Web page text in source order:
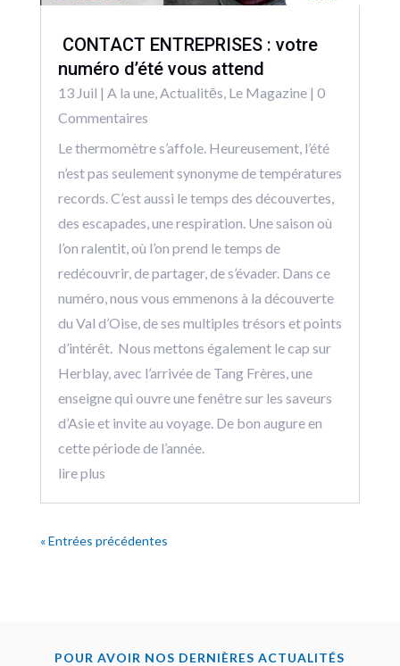
CONTACT ENTREPRISES : votre
numéro d’été vous attend
13 Juil | A la une, Actualitēs Le Magazine| 0
Commentaires
Le thermomètre s’affole. Heureusement, l’été
n’est pas seulement synonyme de températures
records. C’est aussi le temps des découvertes,
des escapades, une respiration. Une saison où
l’on ralentit, où l’on prend le temps de
redécouvrir, de partager, de s’évader. Dans ce
numéro, nous vous emmenons à la découverte
du Val d’Oise, de ses multiples trésors et points
d’intérêt. Nous mettons également le cap sur
Herblay, avec l’arrivée de Tang Frères, une
enseigne qui ouvre une fenêtre sur les saveurs
d’Asie et invite au voyage. De bon augure en
cette période de l’année.
lire plus
« Entrées précédentes
POUR AVOIR NOS DERNIÈRES ACTUALITÉS